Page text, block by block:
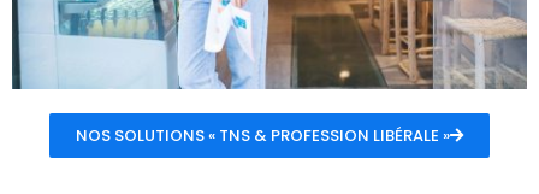
NOS SOLUTIONS « TNS & PROFESSION LIBÉRALE »